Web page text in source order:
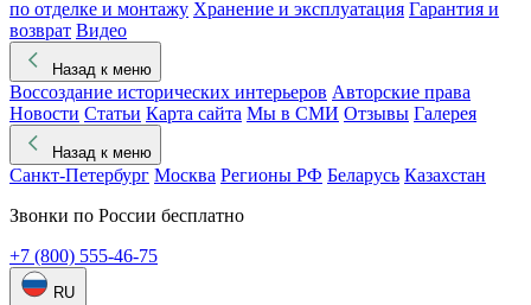
по отделке и монтажу Хранение и эксплуатация Гарантия и
возврат Видео
Назад к меню
Воссоздание исторических интерьеров Авторские права
Новости Статьи Карта сайта Мы в СМИ Отзывы Галерея
Назад к меню
Санкт-Петербург Москва Регионы РФ Беларусь Казахстан
Звонки по России бесплатно
+7 (800) 555-46-75
RU